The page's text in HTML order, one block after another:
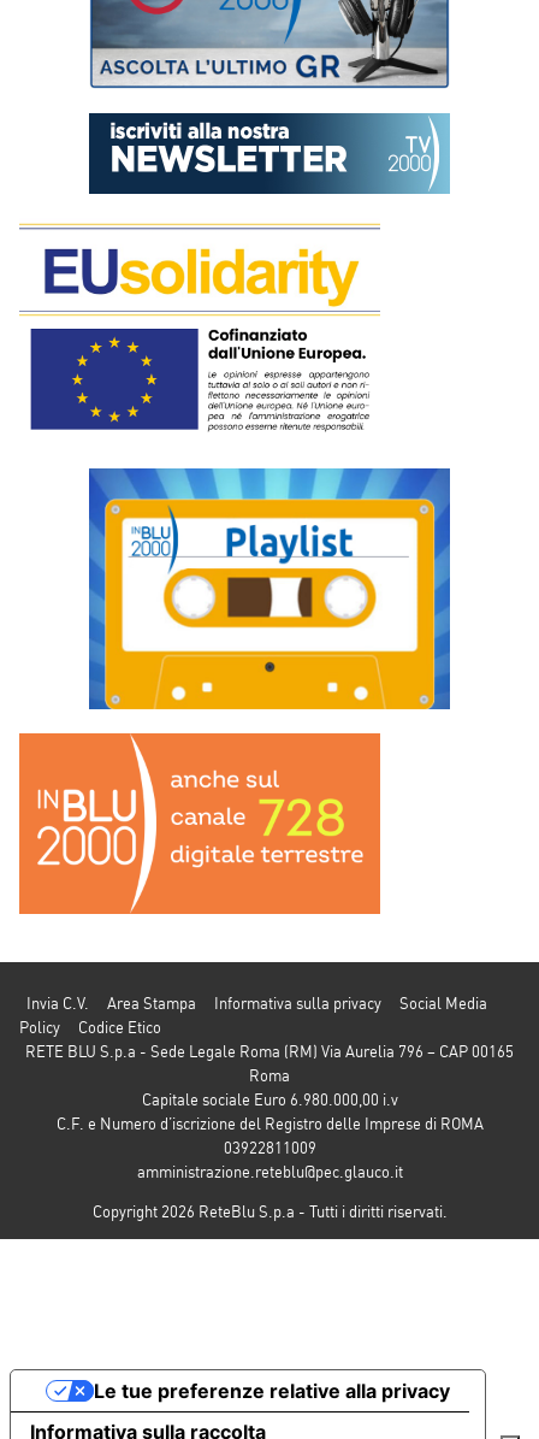
Invia C.V. Area Stampa Informativa sulla privacy
Social Media
Policy
Codice Etico
RETE BLU S.p.a - Sede Legale Roma (RM) Via Aurelia 796 – CAP 00165
Roma
Capitale sociale Euro 6.980.000,00 i.v
C.F. e Numero d’iscrizione del Registro delle Imprese di ROMA
03922811009
amministrazione.reteblu@pec.glauco.it
Copyright 2026 ReteBlu S.p.a - Tutti i diritti riservati.
Informativa sulla raccolta
Le tue preferenze relative alla privacy